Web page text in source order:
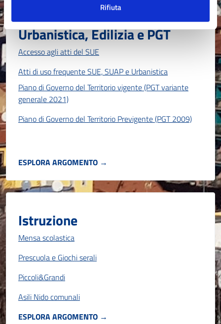
Rifiuta
Urbanistica, Edilizia e PGT
Accesso agli atti del SUE
Atti di uso frequente SUE, SUAP e Urbanistica
Piano di Governo del Territorio vigente (PGT variante
generale 2021)
Piano di Governo del Territorio Previgente (PGT 2009)
ESPLORA ARGOMENTO →
Istruzione
Mensa scolastica
Prescuola e Giochi serali
Piccoli&Grandi
Asili Nido comunali
ESPLORA ARGOMENTO →